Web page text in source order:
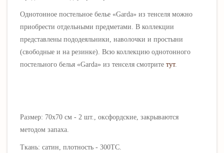
Однотонное постельное белье «Garda» из тенселя можно
приобрести отдельными предметами. В коллекции
представлены пододеяльники, наволочки и простыни
(свободные и на резинке). Всю коллекцию однотонного
постельного белья «Garda» из тенселя смотрите тут.
Размер: 70х70 см - 2 шт., оксфордские, закрываются
методом запаха.
Ткань: сатин, плотность - 300ТС.